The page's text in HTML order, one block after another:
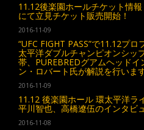
11.12後楽園ホールチケット情
にて立見チケット販売開始！
2016-11-09
“UFC FIGHT PASS”で11.12プ
太平洋ダブルチャンピオンシッ
帯、PUREBREDグアムヘッド
ン・ロバート氏が解説を行いま
2016-11-09
11.12 後楽園ホール 環太平洋
平川智也、高橋遼伍のインタビ
2016-11-08